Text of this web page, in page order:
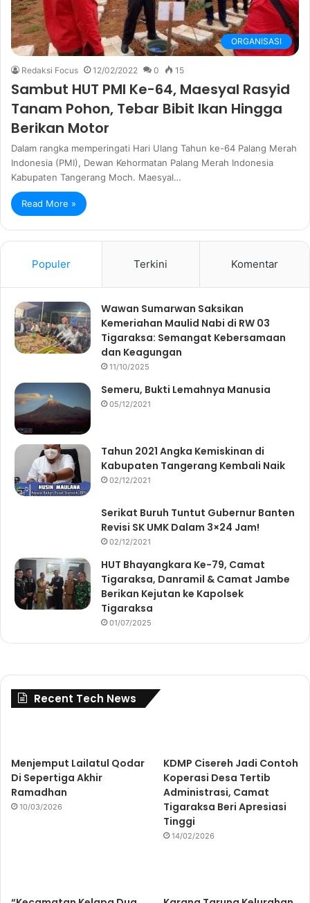
ORGANISASI
Redaksi Focus 12/02/2022 0 15
Sambut HUT PMI Ke-64, Maesyal Rasyid
Tanam Pohon, Tebar Bibit Ikan Hingga
Berikan Motor
Dalam rangka memperingati Hari Ulang Tahun ke-64 Palang Merah
Indonesia (PMI), Dewan Kehormatan Palang Merah Indonesia
Kabupaten Tangerang Moch. Maesyal…
Read More »
Populer Terkini Komentar
Wawan Sumarwan Saksikan
Kemeriahan Maulid Nabi di RW 03
Tigaraksa: Semangat Kebersamaan
dan Keagungan
11/10/2025
Semeru, Bukti Lemahnya Manusia
05/12/2021
Tahun 2021 Angka Kemiskinan di
Kabupaten Tangerang Kembali Naik
02/12/2021
Serikat Buruh Tuntut Gubernur Banten
Revisi SK UMK Dalam 3×24 Jam!
02/12/2021
HUT Bhayangkara Ke-79, Camat
Tigaraksa, Danramil & Camat Jambe
Berikan Kejutan ke Kapolsek
Tigaraksa
01/07/2025
Recent Tech News
Menjemput Lailatul Qodar
Di Sepertiga Akhir
Ramadhan
10/03/2026
KDMP Cisereh Jadi Contoh
Koperasi Desa Tertib
Administrasi, Camat
Tigaraksa Beri Apresiasi
Tinggi
14/02/2026